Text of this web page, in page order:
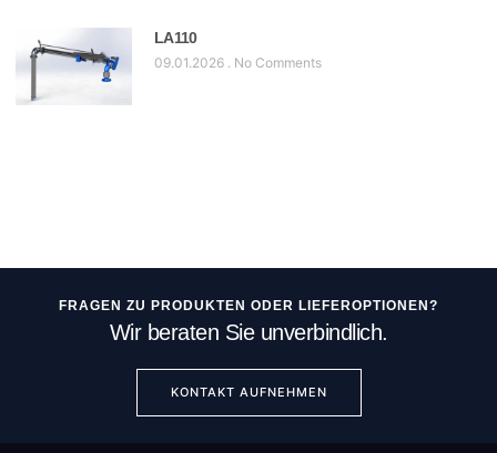
LA 110
09.01.2026 No Comments
FRAGEN ZU PRODUKTEN ODER LIEFEROPTIONEN?
Wir beraten Sie unverbindlich.
KONTAKT AUFNEHMEN